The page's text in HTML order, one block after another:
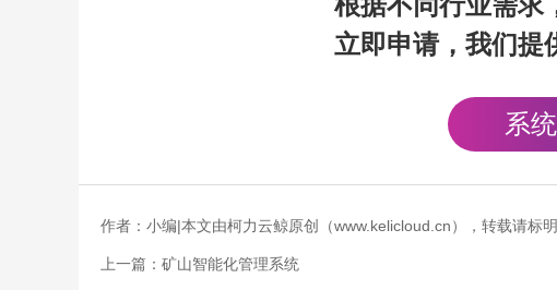
立即申请，我们提
系
作者：小编|本文由柯力云鲸原创（www.kelicloud.cn），转载请标
上一篇： 矿山智能化管理系统